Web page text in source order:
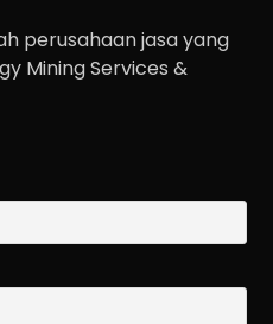
perusahaan jasa yang
Mining Services &